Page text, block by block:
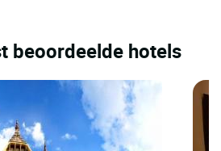
beoordeelde hotels